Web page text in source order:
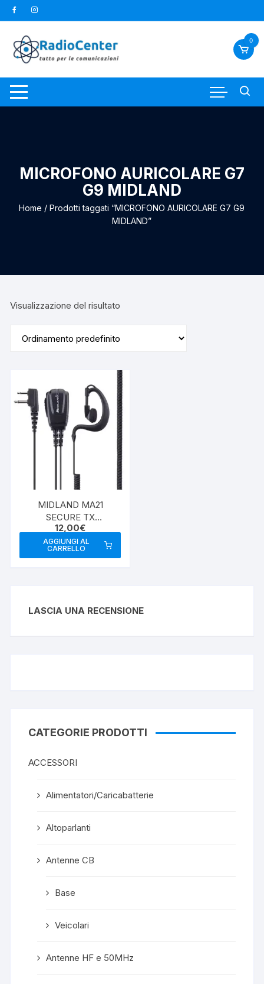
al
contenuto
0
MICROFONO AURICOLARE G7
G9 MIDLAND
Home / Prodotti taggati “MICROFONO AURICOLARE G7 G9
MIDLAND”
Visualizzazione del risultato
MIDLAND MA21
SECURE TX
MICRO/AURICOLARE
2PIN MIDLAND
12,00€
AGGIUNGI AL
CARRELLO
LASCIA UNA RECENSIONE
CATEGORIE PRODOTTI
ACCESSORI
Alimentatori/Caricabatterie
Altoparlanti
Antenne CB
Base
Veicolari
Antenne HF e 50MHz